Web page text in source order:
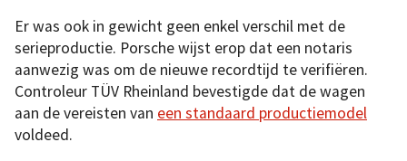
Er was ook in gewicht geen enkel verschil met de
serieproductie. Porsche wijst erop dat een notaris
aanwezig was om de nieuwe recordtijd te verifiëren.
Controleur TÜV Rheinland bevestigde dat de wagen
aan de vereisten van een standaard productiemodel
voldeed.